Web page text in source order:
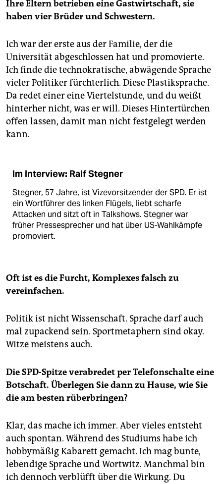
Ihre Eltern betrieben eine Gastwirtschaft, sie
haben vier Brüderund Schwestern.
Ich war der erste aus der Familie, der die
Universität abgeschlossen hat und promovierte.
Ich finde die technokratische, abwägende Sprache
vieler Politiker fürchterlich. Diese Plastiksprache.
Da redet einer eine Viertelstunde, und du weißt
hinterher nicht, was er will. Dieses Hintertürchen
offen lassen, damit man nicht festgelegt werden
kann.
Im Interview: Ralf Stegner
Stegner, 57 Jahre, ist Vizevorsitzender der SPD. Er ist
ein Wortführer des linken Flügels, liebt scharfe
Attacken und sitzt oft in Talkshows. Stegner war
früher Pressesprecher und hat über US-Wahlkämpfe
promoviert.
Oft ist es die Furcht, Komplexes falsch zu
vereinfachen.
Politik ist nicht Wissenschaft. Sprache darf auch
mal zupackend sein. Sportmetaphern sind okay.
Witze meistens auch.
Die SPD-Spitze verabredet per Telefonschalte eine
Botschaft. Überlegen Sie dann zu Hause, wie Sie
die am bestenrüberbringen?
Klar, das mache ich immer. Aber vieles entsteht
auch spontan. Während des Studiums habe ich
hobbymäßig Kabarett gemacht. Ich mag bunte,
lebendige Sprache und Wortwitz. Manchmal bin
ich dennoch verblüfft über die Wirkung. Du